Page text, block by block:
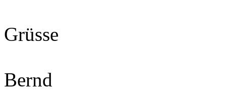
Grüsse
Bernd